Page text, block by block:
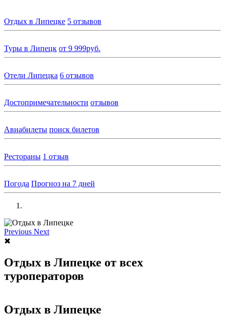
Отдых в Липецке 5 отзывов
Туры в Липецк от 9 999руб.
Отели Липецка 6 отзывов
Достопримечательности отзывов
Авиабилеты поиск билетов
Рестораны 1 отзыв
Погода Прогноз на 7 дней
Previous Next
✖
Отдых в Липецке от всех
туроператоров
Отдых в Липецке